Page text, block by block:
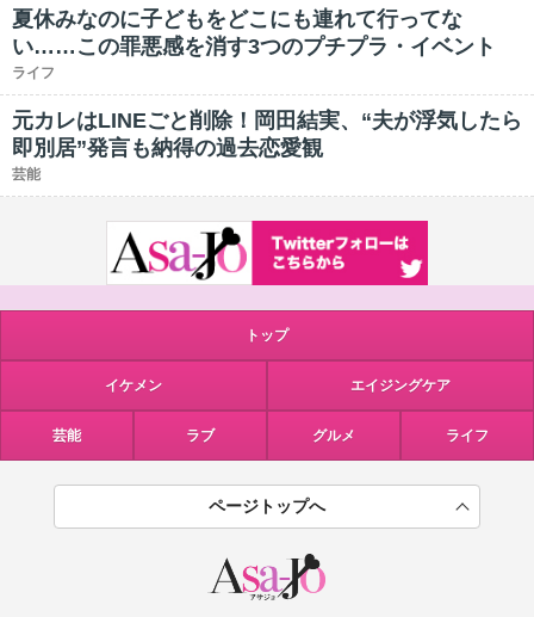
夏休みなのに子どもをどこにも連れて行ってな
い……この罪悪感を消す3つのプチプラ・イベント
ライフ
元カレはLINEごと削除！岡田結実、“夫が浮気したら
即別居”発言も納得の過去恋愛観
芸能
トップ
イケメン エイジングケア
芸能 ラブ グルメ ライフ
ページトップへ